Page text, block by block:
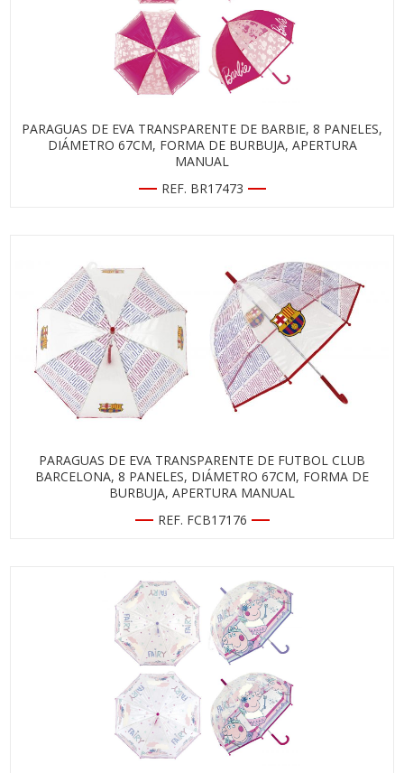
PARAGUAS DE EVA TRANSPARENTE DE BARBIE, 8 PANELES,
DIÁMETRO 67CM, FORMA DE BURBUJA, APERTURA
MANUAL
REF. BR17473
PARAGUAS DE EVA TRANSPARENTE DE FUTBOL CLUB
BARCELONA, 8 PANELES, DIÁMETRO 67CM, FORMA DE
BURBUJA, APERTURA MANUAL
REF. FCB17176